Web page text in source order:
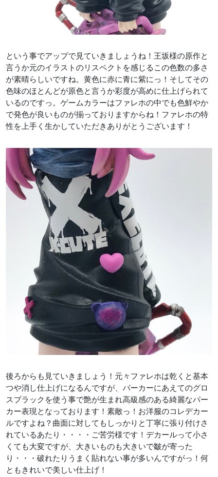
という事でアップで見ていきましょうね！王坂様の原作と
言うか元のイラストのリスペクトを感じるこの色数の多さ
が素晴らしいですね。黄色に赤に青に紫にっ！そしてその
色味のほとんどが原色と言うか彩度が高めに仕上げられて
いるのですっ。ゲームカラーはファレホの中でも色鮮やか
で発色が良いものが揃っておりますからね！ファレホの特
性を上手く生かしていただきありがとうございます！
後ろからも見ていきましょう！元々ファレホは乾くと基本
つや消し仕上げになるんですが、パーカーにあえてのグロ
スブラックを使う事で艶が生まれ高級感のある綺麗なパー
カー表現となっております！素敵っ！お洋服のコレデカー
ルですよね？曲面に対してもしっかりと丁寧に張り付けさ
れているあたり・・・・ご苦労様です！デカールって小さ
くても大変ですが、大きいものも大きいで皺が寄った
り・・・破れたりうまく貼れない事が多いんですがっ！何
ともきれいで美しい仕上げ！